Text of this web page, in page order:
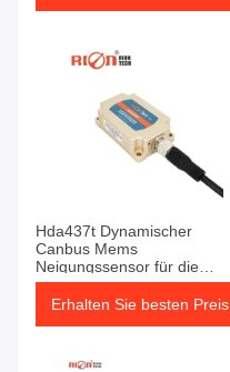
Hda437t Dynamischer
Canbus Mems
Neigungssensor für die
Steuerung der industriellen
Automatisierung
Erhalten Sie besten Preis